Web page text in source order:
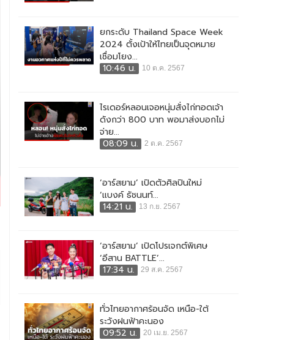
ยกระดับ Thailand Space Week
2024 ตั้งเป้าให้ไทยเป็นจุดหมาย
เชื่อมโยง...
10:46 น.
10 ต.ค. 2567
ไรเดอร์หลอนเจอหนุ่มสั่งไก่ทอดเจ้า
ดังกว่า 800 บาท พอมาส่งบอกไม่
จ่าย...
08:09 น.
2 ต.ค. 2567
‘อาร์สยาม’ เปิดตัวศิลปินใหม่
‘แบงค์ ธัชนนท์...
14:21 น.
13 ก.ย. 2567
‘อาร์สยาม’ เปิดโปรเจกต์พิเศษ
‘อีสาน BATTLE’...
17:34 น.
29 ส.ค. 2567
ทั่วไทยอากาศร้อนจัด เหนือ-ใต้
ระวังฝนฟ้าคะนอง
09:52 น.
20 เม.ย. 2567